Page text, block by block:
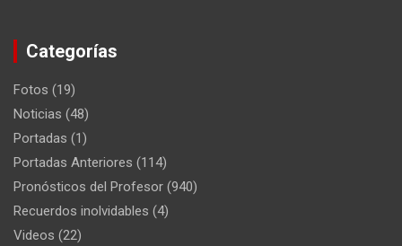
Categorías
Fotos (19)
Noticias (48)
Portadas (1)
Portadas Anteriores (114)
Pronósticos del Profesor (940)
Recuerdos inolvidables (4)
Videos (22)